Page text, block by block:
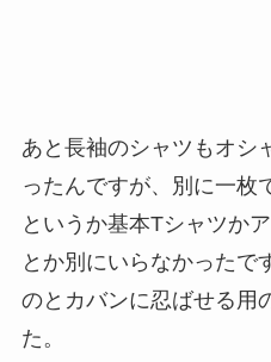
あと長袖のシャツもオシ
ったんですが、別に一
というか基本Tシャツか
とか別にいらなかったで
のとカバンに忍ばせる用
た。